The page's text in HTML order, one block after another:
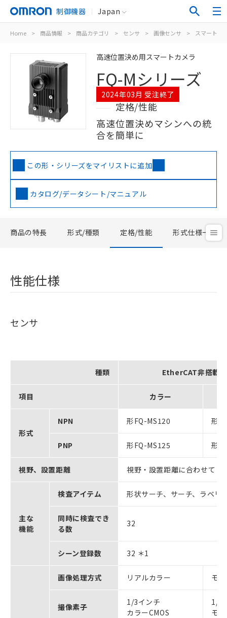
制御機器 Japan
Home > 商品情報 > 商品カテゴリ > センサ > 画像センサ > スマートカ
高速位置決め用スマートカメラ
FQ-Mシリーズ
2024年03月 受注終了
定格/性能
高速位置決めマシンへの統
合を簡単に
この形・シリーズをマイリストに追加
カタログ/データシート/マニュアル
商品の特長 形式/種類 定格/性能 形式仕様一覧
性能仕様
センサ
種類 EtherCAT非搭載
項目 カラー
形式
NPN 形FQ-MS120 形
PNP 形FQ-MS125 形
視野、設置距離 視野・設置距離に合わせてレ
主な
機能
検査アイテム 形状サーチ、サーチ、ラベリ
同時に検査でき
る数
32
シーン登録数 32 ＊1
画像処理方式 リアルカラー モ
撮像素子
1/3インチ
カラーCMOS
1/3
モ